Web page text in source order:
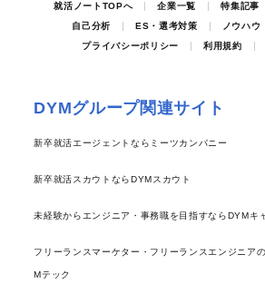
就活ノートTOPへ 企業一覧 特集記事
自己分析
ES・選考対策 ノウハウ
プライバシーポリシー
利用規約
DYMグループ関連サイト
新卒就活エージェントならミーツカンパニー
新卒就活スカウトならDYMスカウト
未経験からエンジニア・事務職を目指すならDYMキ
フリーランスマーケター・フリーランスエンジニア
Mテック